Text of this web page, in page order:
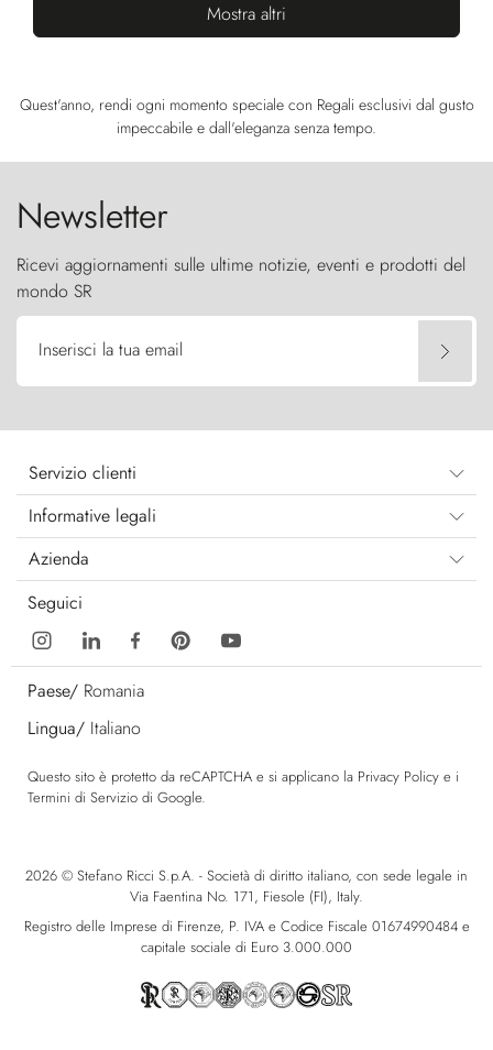
Mostra altri
Quest'anno, rendi ogni momento speciale con Regali esclusivi dal gusto
impeccabile e dall'eleganza senza tempo.
Newsletter
Ricevi aggiornamenti sulle ultime notizie, eventi e prodotti del
mondo SR
Inserisci la tua email
Servizio clienti
Informative legali
Azienda
Seguici
Paese/ Romania
Lingua/ Italiano
Questo sito è protetto da reCAPTCHA e si applicano la Privacy Policy e i
Termini di Servizio di Google.
2026 © Stefano Ricci S.p.A. - Società di diritto italiano, con sede legale in
Via Faentina No. 171, Fiesole (FI), Italy.
Registro delle Imprese di Firenze, P. IVA e Codice Fiscale 01674990484 e
capitale sociale di Euro 3.000.000